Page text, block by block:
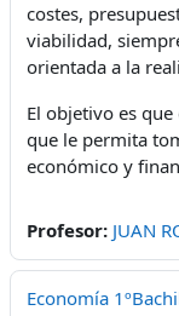
costes,
viabilidad,
orientada a la
El objetivo es
que le permita
económico y
Profesor: JUAN
Economía